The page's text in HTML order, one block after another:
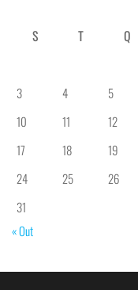
S
T Q
3
4 5
10
11 12
17
18 19
24
25 26
31
« Out